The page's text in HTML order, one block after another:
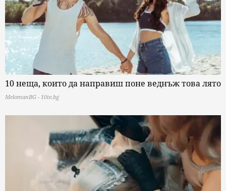
10 неща, които да направиш поне веднъж това лято
MelomanBG - 10te.bg